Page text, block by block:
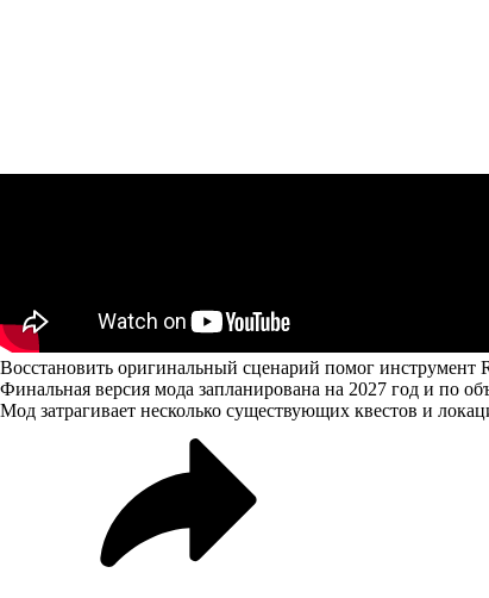
Восстановить оригинальный сценарий помог инструмент
Финальная версия мода запланирована на 2027 год и по
Мод затрагивает несколько существующих квестов и